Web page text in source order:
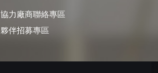
協力廠商聯絡專區
夥伴招募專區